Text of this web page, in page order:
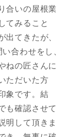
合いの屋根業
てみること
出てきたが、
合わせをし、
ねの匠さんに
ただいた方
象です。結
も確認させて
明して頂きま